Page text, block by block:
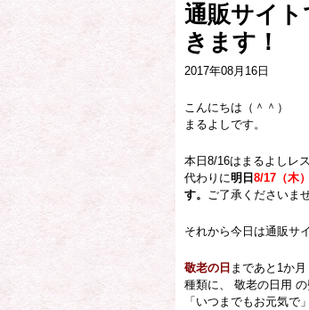
通販サイ
きます！
2017年08月16日
こんにちは（＾＾）
まるよしです。
本日8/16はまるよしレ
代わりに明日 8/17（木
す。 ご了承くださいませ
それから今日は通販サ
敬老の日 まであと1か
種類に、 敬老の日用
「いつまでもお元気で